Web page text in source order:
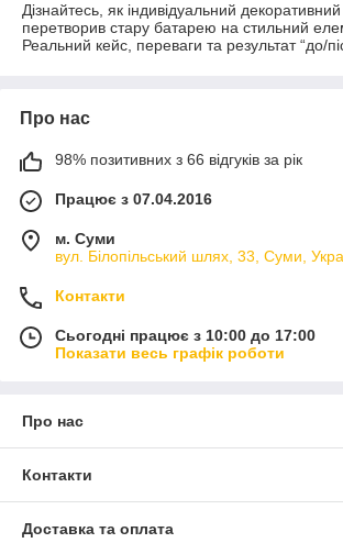
Дізнайтесь, як індивідуальний
перетворив стару батарею на стильний
Реальний кейс, переваги та результат “до/
Про нас
98% позитивних з 66 відгуків за рік
Працює з 07.04.2016
м. Суми
вул. Білопільський шлях, 33, Суми,
Контакти
Сьогодні працює з 10:00 до 17:00
Показати весь графік роботи
Про нас
Контакти
Доставка та оплата